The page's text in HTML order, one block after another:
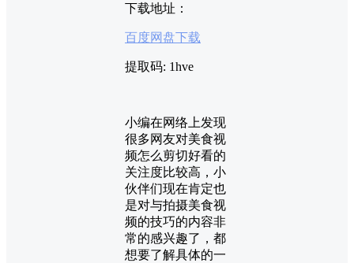
下载地址：
百度网盘下载
提取码: 1hve
小编在网络上发现
很多网友对美食视
频怎么剪切好看的
关注度比较高，小
伙伴们现在肯定也
是对与拍摄美食视
频的技巧的内容非
常的感兴趣了，都
想要了解具体的一